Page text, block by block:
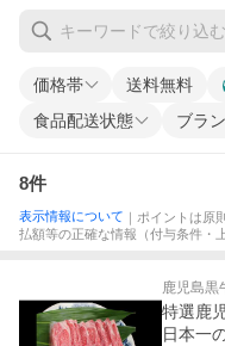
価格帯 送料無料
食品配送状態 ブラ
8件
表示情報について ｜ポイントは原
払額等の正確な情報（付与条件・
鹿児島黒
特選鹿
日本